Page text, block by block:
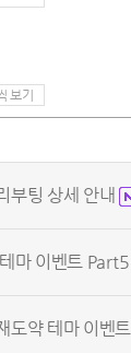
보기
부팅 상세 안내
마 이벤트
도약 테마 이벤